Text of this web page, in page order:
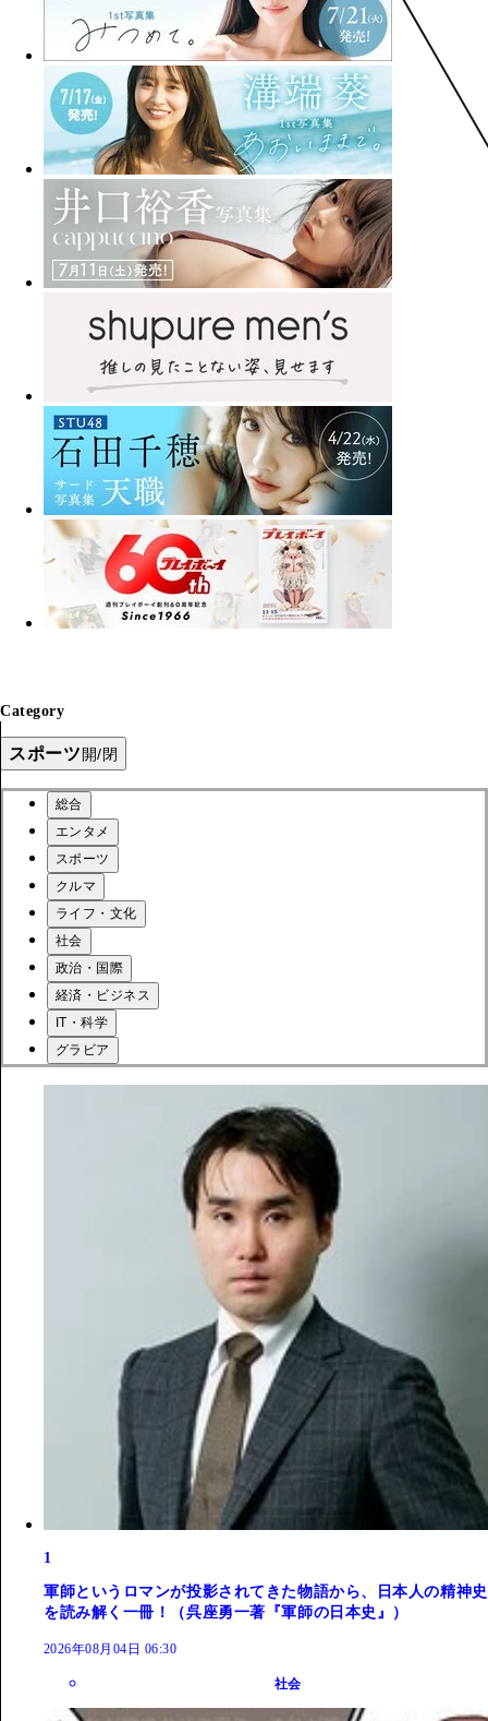
Category
スポーツ開/閉
総合
エンタメ
スポーツ
クルマ
ライフ・文化
社会
政治・国際
経済・ビジネス
IT・科学
グラビア
1
軍師というロマンが投影されてきた物語から、日本人の精神史
を読み解く一冊！（呉座勇一著『軍師の日本史』）
2026年08月04日 06:30
社会